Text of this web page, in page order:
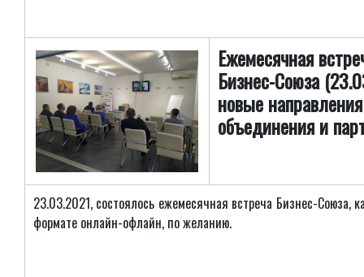
Ежемесячная
Бизнес-Союза
новые
объединения и
23.03.2021, состоялось ежемесячная встреча Бизнес-Союза,
формате онлайн-офлайн, по желанию.